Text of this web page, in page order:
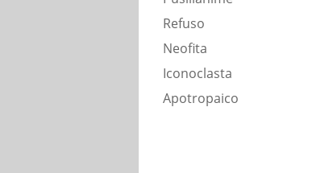
Refuso
Neofita
Iconoclasta
Apotropaico